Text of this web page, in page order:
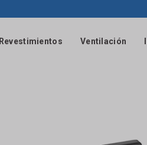
Revestimientos Ventilación